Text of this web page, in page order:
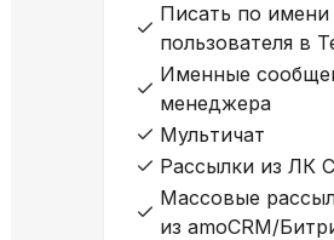
Писать по имени
пользователя в
Именные
менеджера
Мультичат
Рассылки из ЛК
Массовые
из amoCRM/